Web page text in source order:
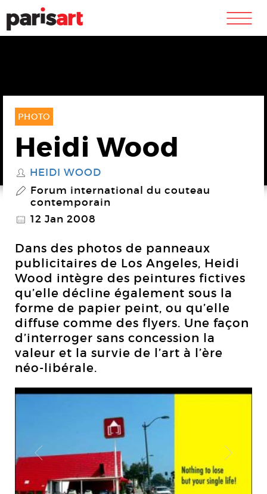
m
PHOTO
Heidi Wood
S HEIDI WOOD
P Forum international du couteau
contemporain
@ 12 Jan 2008
Dans des photos de panneaux
publicitaires de Los Angeles, Heidi
Wood intègre des peintures fictives
qu’elle décline également sous la
forme de papier peint, ou qu’elle
diffuse comme des flyers. Une façon
d’interroger sans concession la
valeur et la survie de l’art à l’ère
néo-libérale.